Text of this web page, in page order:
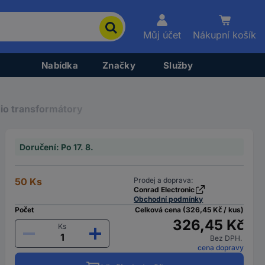
Můj účet Nákupní košík
Nabídka Značky Služby
transformátory
Doručení: Po 17. 8.
50 Ks
Prodej a doprava:
Conrad Electronic
Obchodní podmínky
Počet
Ks
Celková cena (326,45 Kč / kus)
326,45 Kč
Bez DPH.
cena dopravy